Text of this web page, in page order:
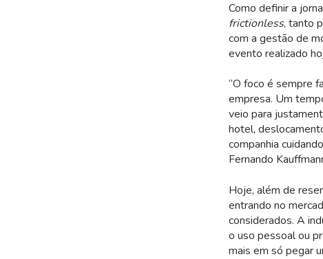
Como definir a
frictionless, tanto
com a gestão de
evento realizado
“O foco é sempre
empresa. Um
veio para
hotel,
companhia
Fernando
Hoje, além de
entrando no
considerados. A
o uso pessoal ou
mais em só pegar